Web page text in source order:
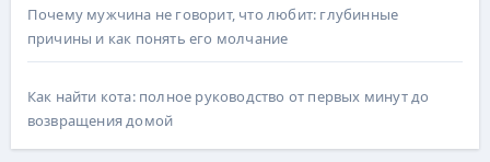
Почему мужчина не говорит, что любит: глубинные
причины и как понять его молчание
Как найти кота: полное руководство от первых минут до
возвращения домой